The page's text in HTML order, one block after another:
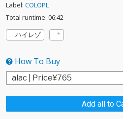
Label: COLOPL
Total runtime: 06:42
ハイレゾ
How To Buy
Add all to